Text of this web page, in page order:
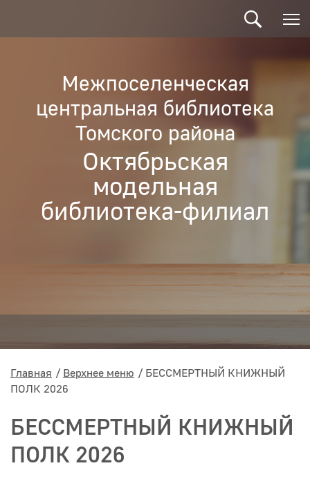
Межпоселенческая
центральная библиотека
Томского района
Октябрьская
модельная
библиотека-филиал
Главная Верхнее меню
БЕССМЕРТНЫЙ КНИЖНЫЙ
ПОЛК 2026
БЕССМЕРТНЫЙ КНИЖНЫЙ
ПОЛК 2026